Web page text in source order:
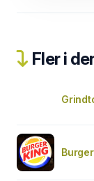
Fler i